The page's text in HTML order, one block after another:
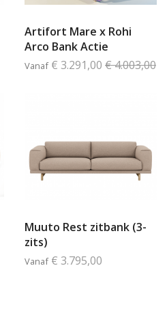
Artifort Mare x Rohi
Arco Bank Actie
Vanaf € 3.291,00 € 4.003,00
Muuto Rest zitbank (3-
zits)
Vanaf € 3.795,00